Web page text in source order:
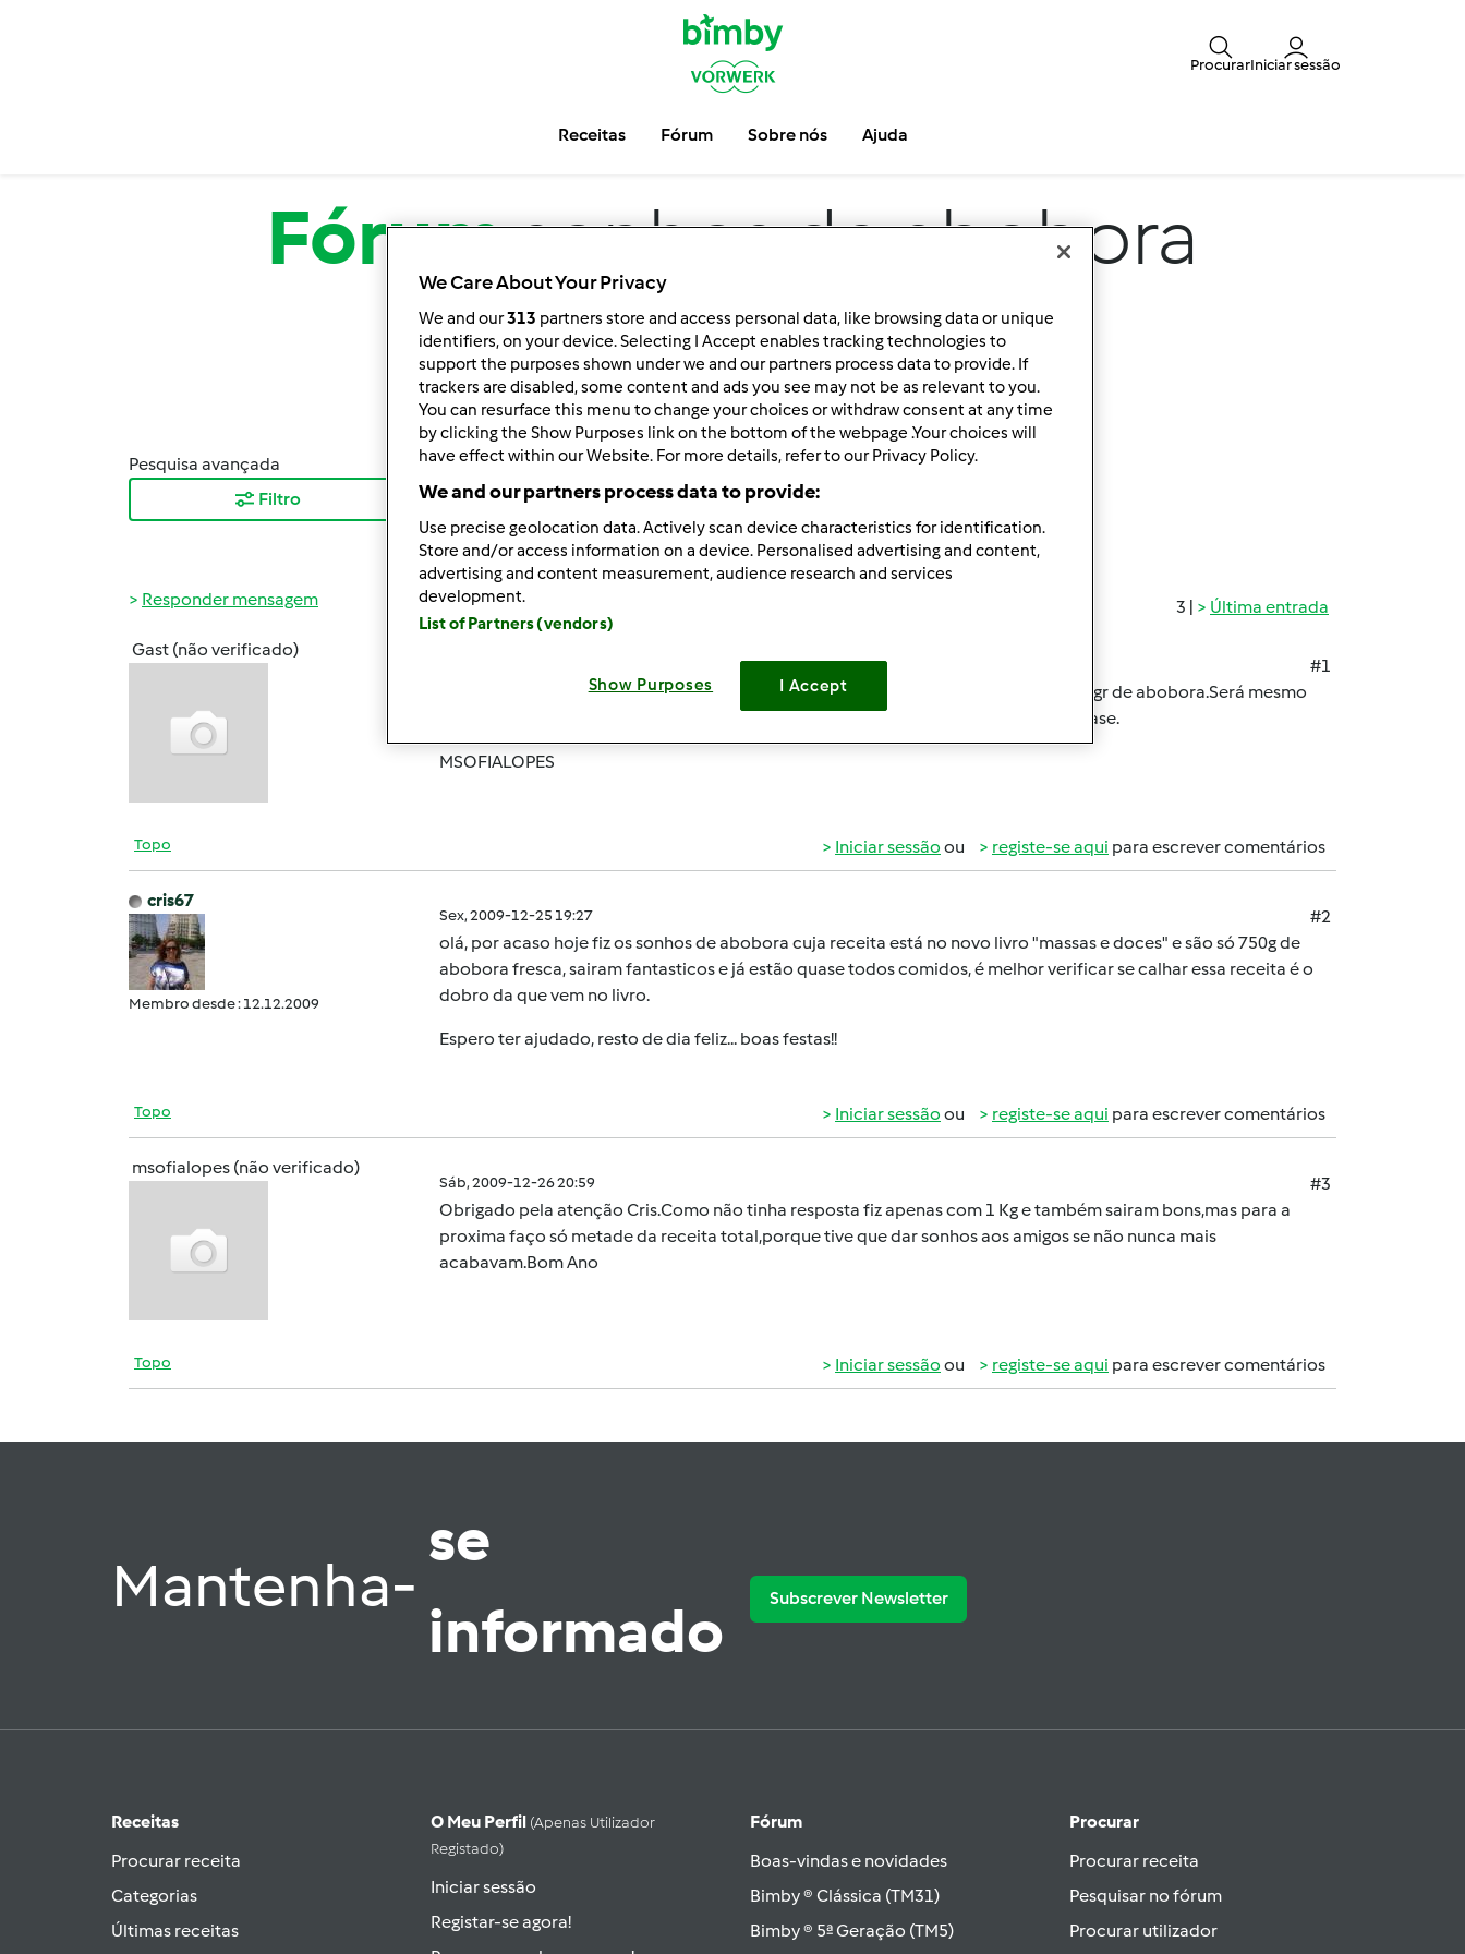
ProcurarIniciar sessão
Receitas Fórum Sobre nós Ajuda
Fórumsonhos de abobora
Pesquisa avançada
Filtro
Ordenar por:
Mais Recentes
Resultados por página:
10
3 | Última entrada
Responder mensagem
Gast (não verificado)
#1
Tenho aqui uma duvida: Na receita dos sonhos de abobora está a quantidade 1500 gr de abobora.Será mesmo
assim?è que já vi outras receitas com menos de metade da quantidade.Ajudem please.
MSOFIALOPES
Topo Iniciar sessão ou registe-se aqui para escrever comentários
cris67
Membro desde : 12.12.2009
Sex, 2009-12-25 19:27
#2
olá, por acaso hoje fiz os sonhos de abobora cuja receita está no novo livro "massas e doces" e são só 750g de
abobora fresca, sairam fantasticos e já estão quase todos comidos, é melhor verificar se calhar essa receita é o
dobro da que vem no livro.
Espero ter ajudado, resto de dia feliz... boas festas!!
Topo Iniciar sessão ou registe-se aqui para escrever comentários
msofialopes (não verificado)
Sáb, 2009-12-26 20:59
#3
Obrigado pela atenção Cris.Como não tinha resposta fiz apenas com 1 Kg e também sairam bons,mas para a
proxima faço só metade da receita total,porque tive que dar sonhos aos amigos se não nunca mais
acabavam.Bom Ano
Topo Iniciar sessão ou registe-se aqui para escrever comentários
Mantenha-
se
informado
Subscrever Newsletter
Receitas
Procurar receita
Categorias
Últimas receitas
O Meu Perfil (apenas Utilizador
Registado)
Iniciar sessão
Registar-se agora!
Fórum
Boas-vindas e novidades
Bimby ® Clássica (TM31)
Bimby ® 5ª Geração (TM5)
Procurar
Procurar receita
Pesquisar no fórum
Procurar utilizador
We Care About Your Privacy
We and our313 partners store and access personal data, like browsing data or unique
identifiers, on your device. Selecting I Accept enables tracking technologies to
support the purposes shown under we and our partners process data to provide. If
trackers are disabled, some content and ads you see may not be as relevant to you.
You can resurface this menu to change your choices or withdraw consent at any time
by clicking the Show Purposes link on the bottom of the webpage .Your choices will
have effect within our Website. For more details, refer to our Privacy Policy.
We and our partners process data to provide:
Use precise geolocation data. Actively scan device characteristics for identification.
Store and/or access information on a device. Personalised advertising and content,
advertising and content measurement, audience research and services
development.
List of Partners (vendors)
Show Purposes I Accept